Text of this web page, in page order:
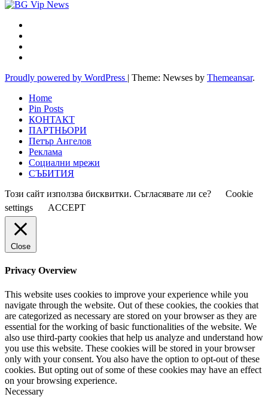
Proudly powered by WordPress | Theme: Newses by Themeansar.
Home
Pin Posts
КОНТАКТ
ПАРТНЬОРИ
Петър Ангелов
Реклама
Социални мрежи
СЪБИТИЯ
Този сайт използва бисквитки. Съгласявате ли се?
Cookie
settings
ACCEPT
Close
Privacy Overview
This website uses cookies to improve your experience while you
navigate through the website. Out of these cookies, the cookies that
are categorized as necessary are stored on your browser as they are
essential for the working of basic functionalities of the website. We
also use third-party cookies that help us analyze and understand how
you use this website. These cookies will be stored in your browser
only with your consent. You also have the option to opt-out of these
cookies. But opting out of some of these cookies may have an effect
on your browsing experience.
Necessary